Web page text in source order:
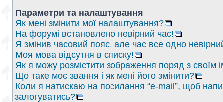
Параметри та налаштування
Як мені змінити мої налаштування?
На форумі встановлено невірний час!
Я змінив часовий пояс, але час все одно
Моя мова відсутня в списку!
Як я можу розмістити зображення поряд з своїм
Що таке моє звання і як мені його змінити?
Коли я натискаю на посилання “e-mail”, щоб
залогуватись?